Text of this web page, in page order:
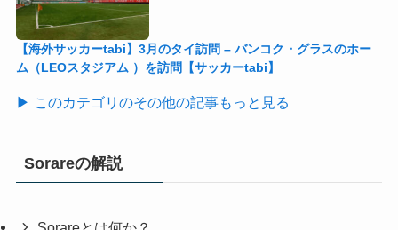
【海外サッカーtabi】3月のタイ訪問 – バンコク・グラスのホー
ム（LEOスタジアム ）を訪問【サッカーtabi】
▶ このカテゴリのその他の記事もっと見る
Sorareの解説